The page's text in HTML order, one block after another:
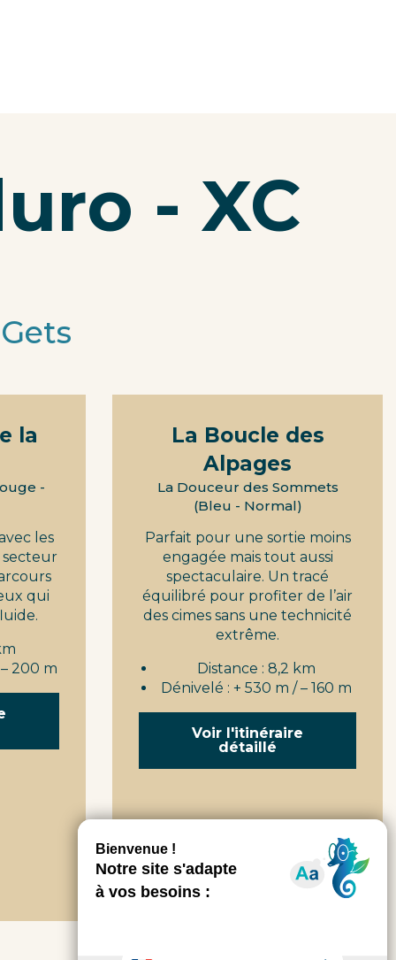
- XC
la
-
les
secteur
qui
200 m
La Boucle des
Alpages
La Douceur des Sommets
(Bleu - Normal)
Parfait pour une sortie moins
engagée mais tout aussi
spectaculaire. Un tracé
équilibré pour profiter de l’air
des cimes sans une technicité
extrême.
Distance : 8,2 km
Dénivelé : + 530 m / – 160 m
Voir l'itinéraire
détaillé